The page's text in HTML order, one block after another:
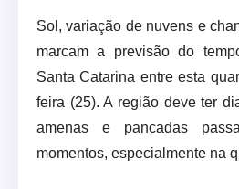
Sol, variação de nuvens e
marcam a previsão do
Santa Catarina entre esta
feira (25). A região deve ter
amenas e pancadas
momentos, especialmente na